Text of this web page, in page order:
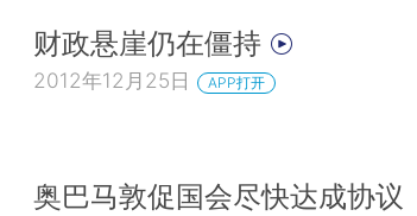
财政悬崖仍在僵持
2012年12月25日 APP打开
奥巴马敦促国会尽快达成协议